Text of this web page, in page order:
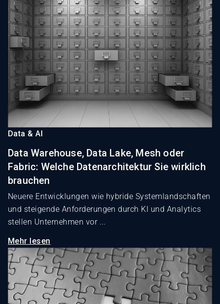
Data & AI
Data Warehouse, Data Lake, Mesh oder
Fabric: Welche Datenarchitektur Sie wirklich
brauchen
Neuere Entwicklungen wie hybride Systemlandschaften
und steigende Anforderungen durch KI und Analytics
stellen Unternehmen vor ...
Mehr lesen